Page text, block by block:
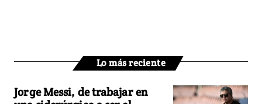
Lo más reciente
Jorge Messi, de trabajar en